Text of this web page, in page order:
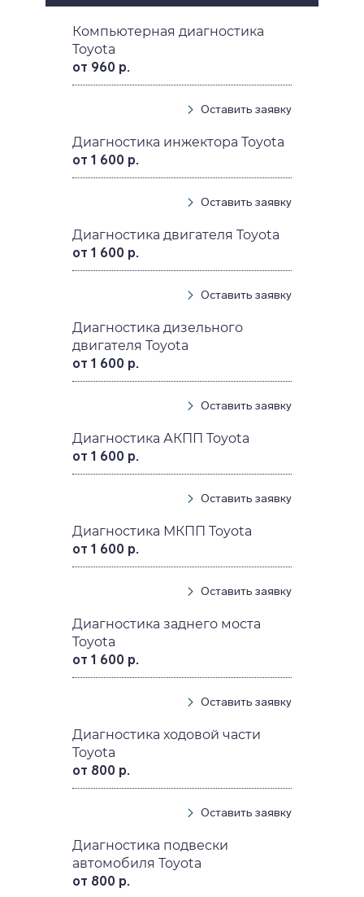
Компьютерная диагностика
Toyota
от 960 р.
Оставить заявку
Диагностика инжектора Toyota
от 1 600 р.
Оставить заявку
Диагностика двигателя Toyota
от 1 600 р.
Оставить заявку
Диагностика дизельного
двигателя Toyota
от 1 600 р.
Оставить заявку
Диагностика АКПП Toyota
от 1 600 р.
Оставить заявку
Диагностика МКПП Toyota
от 1 600 р.
Оставить заявку
Диагностика заднего моста
Toyota
от 1 600 р.
Оставить заявку
Диагностика ходовой части
Toyota
от 800 р.
Оставить заявку
Диагностика подвески
автомобиля Toyota
от 800 р.